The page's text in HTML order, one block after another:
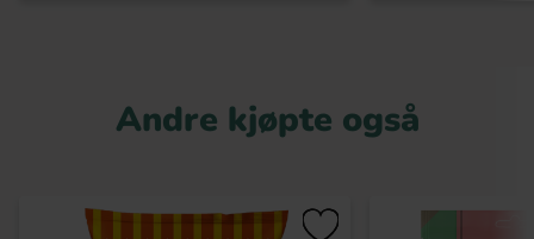
Andre kjøpte også